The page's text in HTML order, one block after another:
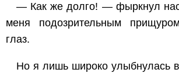
— Как же долго! — фыркнул
меня подозрительным
глаз.
Но я лишь широко улыбнулась в